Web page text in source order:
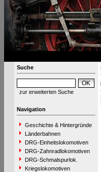
Suche
zur erweiterten Suche
Navigation
Geschichte & Hintergründe
Länderbahnen
DRG-Einheitslokomotiven
DRG-Zahnradlokomotiven
DRG-Schmalspurlok.
Kriegslokomotiven